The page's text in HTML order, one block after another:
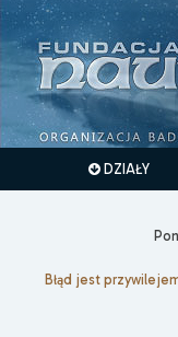
DZIAŁY
Błąd jest